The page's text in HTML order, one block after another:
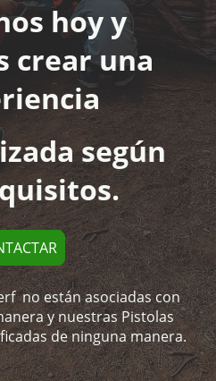
hoy y
crear una
según
no están asociadas con
y nuestras Pistolas
de ninguna manera.